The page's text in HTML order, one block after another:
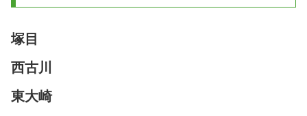
塚目
西古川
東大崎